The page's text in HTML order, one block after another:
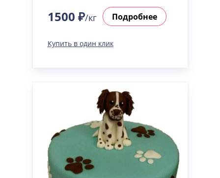
1500 ₽/кг Подробнее
Купить в один клик